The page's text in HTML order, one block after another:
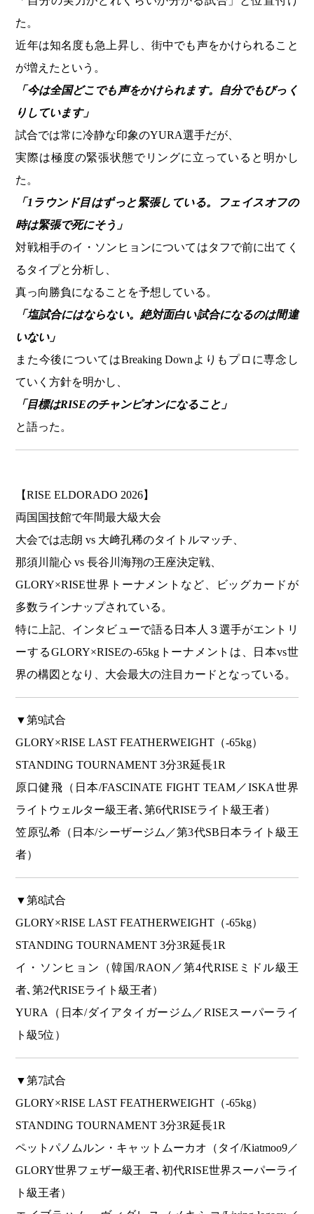
た。
近年は知名度も急上昇し、街中でも声をかけられること
が増えたという。
「今は全国どこでも声をかけられます。自分でもびっく
りしています」
試合では常に冷静な印象のYURA選手だが、
実際は極度の緊張状態でリングに立っていると明かし
た。
「1ラウンド目はずっと緊張している。フェイスオフの
時は緊張で死にそう」
対戦相手のイ・ソンヒョンについてはタフで前に出てく
るタイプと分析し、
真っ向勝負になることを予想している。
「塩試合にはならない。絶対面白い試合になるのは間違
いない」
また今後についてはBreaking Downよりもプロに専念し
ていく方針を明かし、
「目標はRISEのチャンピオンになること」
と語った。
【RISE ELDORADO 2026】
両国国技館で年間最大級大会
大会では志朗 vs 大﨑孔稀のタイトルマッチ、
那須川龍心 vs 長谷川海翔の王座決定戦、
GLORY×RISE世界トーナメントなど、ビッグカードが
多数ラインナップされている。
特に上記、インタビューで語る日本人３選手がエントリ
ーするGLORY×RISEの-65kgトーナメントは、日本vs世
界の構図となり、大会最大の注目カードとなっている。
▼第9試合
GLORY×RISE LAST FEATHERWEIGHT（-65kg）
STANDING TOURNAMENT 3分3R延長1R
原口健飛（日本/FASCINATE FIGHT TEAM／ISKA世界
ライトウェルター級王者､第6代RISEライト級王者）
笠原弘希（日本/シーザージム／第3代SB日本ライト級王
者）
▼第8試合
GLORY×RISE LAST FEATHERWEIGHT（-65kg）
STANDING TOURNAMENT 3分3R延長1R
イ・ソンヒョン（韓国/RAON／第4代RISEミドル級王
者､第2代RISEライト級王者）
YURA（日本/ダイアタイガージム／RISEスーパーライ
ト級5位）
▼第7試合
GLORY×RISE LAST FEATHERWEIGHT（-65kg）
STANDING TOURNAMENT 3分3R延長1R
ペットパノムルン・キャットムーカオ（タイ/Kiatmoo9／
GLORY世界フェザー級王者､初代RISE世界スーパーライ
ト級王者）